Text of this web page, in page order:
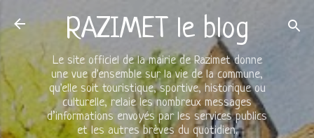
Accéder au contenu principal
RAZIMET le blog
Le site officiel de la mairie de Razimet donne
une vue d'ensemble sur la vie de la commune,
qu'elle soit touristique, sportive, historique ou
culturelle, relaie les nombreux messages
d’informations envoyés par les services publics
et les autres brèves du quotidien.